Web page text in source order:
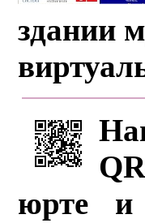
здании
юрте и